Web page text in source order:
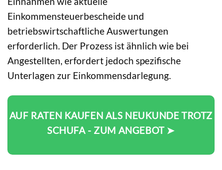
Einkommensteuerbescheide und
betriebswirtschaftliche Auswertungen
erforderlich. Der Prozess ist ähnlich wie bei
Angestellten, erfordert jedoch spezifische
Unterlagen zur Einkommensdarlegung.
AUF RATEN KAUFEN ALS NEUKUNDE TROTZ
SCHUFA - ZUM ANGEBOT ➤